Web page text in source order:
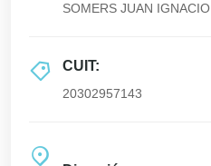
SOMERS JUAN IGNACIO
CUIT:
20302957143